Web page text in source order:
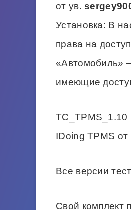
от ув.
Установка: В
права на
«Автомобиль»
имеющие
IDoing TPMS от
Все версии
Свой комплект